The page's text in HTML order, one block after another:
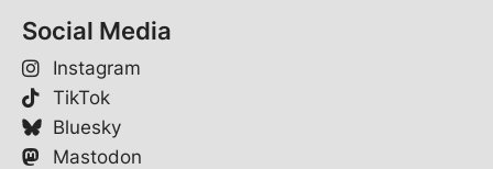
Social Media
Instagram
TikTok
Bluesky
Mastodon